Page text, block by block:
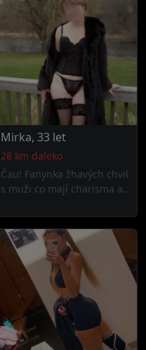
Mirka, 33 let
28 km daleko
Čau! Fanynka žhavých chvil
s muži co mají charisma a...